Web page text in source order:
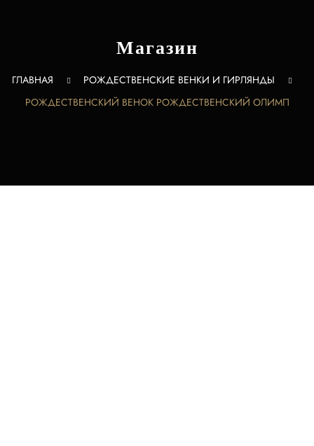
Магазин
ГЛАВНАЯ
РОЖДЕСТВЕНСКИЕ ВЕНКИ И ГИРЛЯНДЫ
РОЖДЕСТВЕНСКИЙ ВЕНОК РОЖДЕСТВЕНСКИЙ ОЛИМП